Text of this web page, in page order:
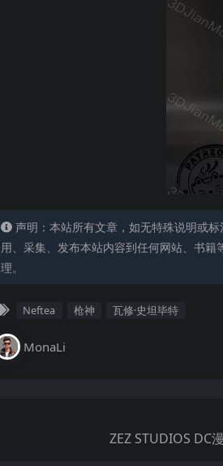
声明：本站所有文章，如无特殊说明或
用、采集、发布本站内容到任何网站、书
理。
Neftea 枪神 瓦修·史坦毕特
MonaLi
ZEZ STUDIOS DC